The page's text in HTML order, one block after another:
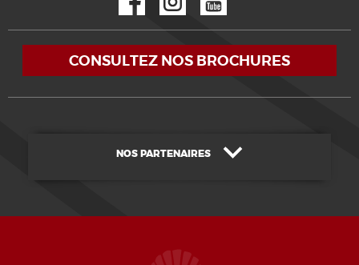
CONSULTEZ NOS BROCHURES
NOS PARTENAIRES